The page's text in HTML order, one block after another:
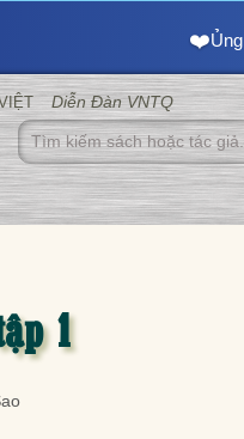
❤️
Diễn Đàn VNTQ
1